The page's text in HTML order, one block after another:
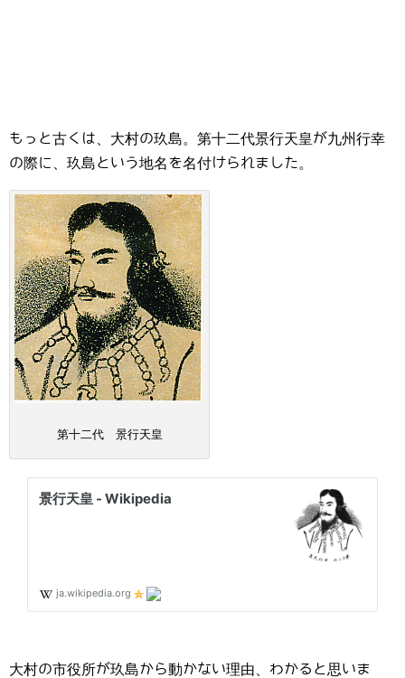
もっと古くは、大村の玖島。第十二代景行天皇が九州行幸
の際に、玖島という地名を名付けられました。
第十二代 景行天皇
大村の市役所が玖島から動かない理由、わかると思いま